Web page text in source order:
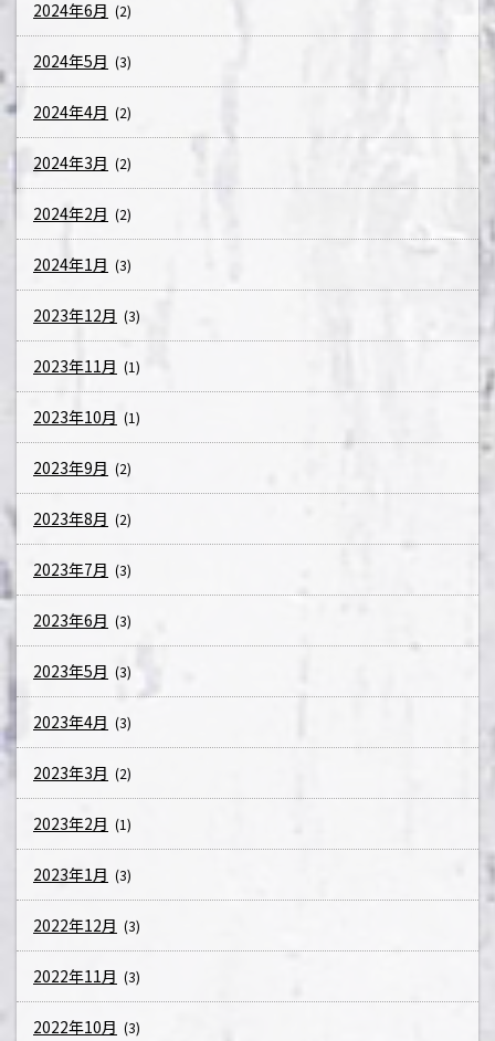
2024年6月 (2)
2024年5月 (3)
2024年4月 (2)
2024年3月 (2)
2024年2月 (2)
2024年1月 (3)
2023年12月 (3)
2023年11月 (1)
2023年10月 (1)
2023年9月 (2)
2023年8月 (2)
2023年7月 (3)
2023年6月 (3)
2023年5月 (3)
2023年4月 (3)
2023年3月 (2)
2023年2月 (1)
2023年1月 (3)
2022年12月 (3)
2022年11月 (3)
2022年10月 (3)